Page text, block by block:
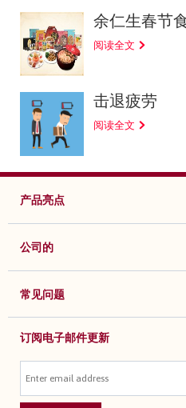
余仁生春节
阅读全文
击退疲劳
阅读全文
产品亮点
公司的
常见问题
订阅电子邮件更新